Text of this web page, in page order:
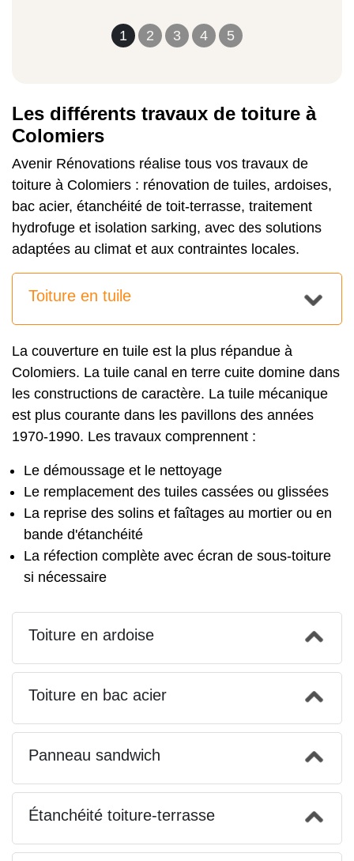
1 2 3 4 5
Les différents travaux de toiture à
Colomiers
Avenir Rénovations réalise tous vos travaux de
toiture à Colomiers : rénovation de tuiles, ardoises,
bac acier, étanchéité de toit-terrasse, traitement
hydrofuge et isolation sarking, avec des solutions
adaptées au climat et aux contraintes locales.
Toiture en tuile
La couverture en tuile est la plus répandue à
Colomiers. La tuile canal en terre cuite domine dans
les constructions de caractère. La tuile mécanique
est plus courante dans les pavillons des années
1970-1990. Les travaux comprennent :
Le démoussage et le nettoyage
Le remplacement des tuiles cassées ou glissées
La reprise des solins et faîtages au mortier ou en
bande d'étanchéité
La réfection complète avec écran de sous-toiture
si nécessaire
Toiture en ardoise
Toiture en bac acier
Panneau sandwich
Étanchéité toiture-terrasse